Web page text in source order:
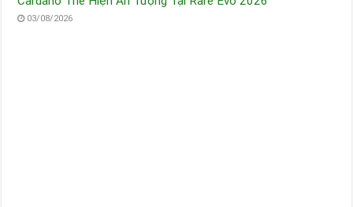
03/08/2026